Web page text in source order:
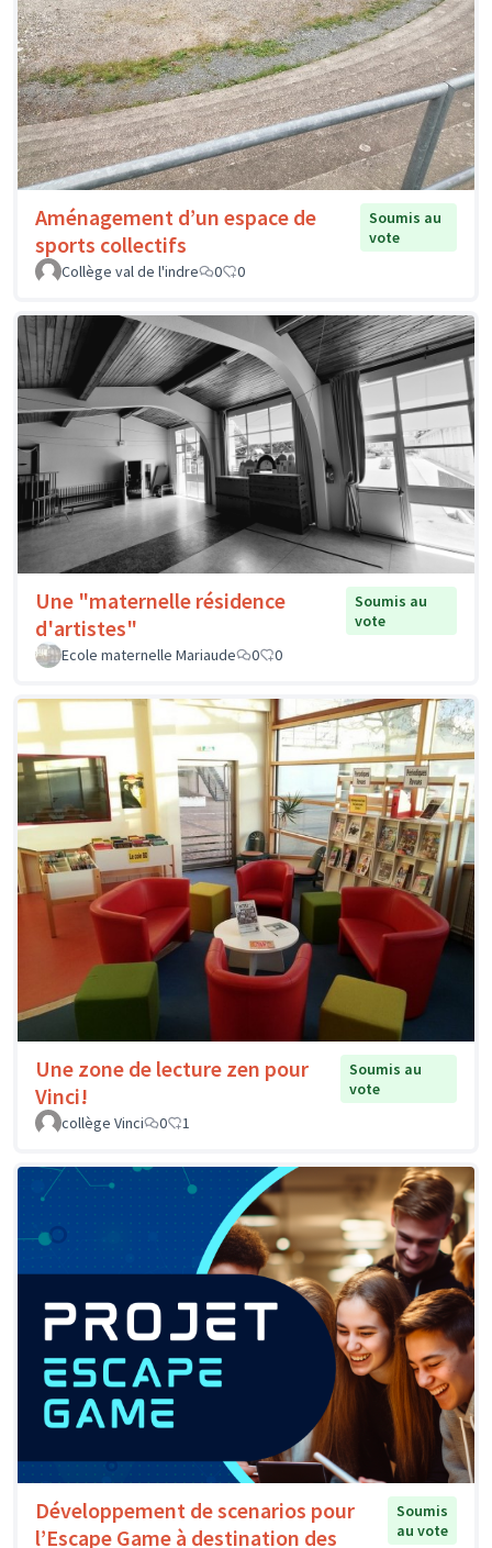
Aménagement d’un espace de
sports collectifs
Soumis au
vote
Collège val de l'indre
0 0
Une "maternelle résidence
d'artistes"
Soumis au
vote
Ecole maternelle Mariaude
0 0
Une zone de lecture zen pour
Vinci!
Soumis au
vote
collège Vinci
0 1
Développement de scenarios pour
l’Escape Game à destination des
Soumis
au vote